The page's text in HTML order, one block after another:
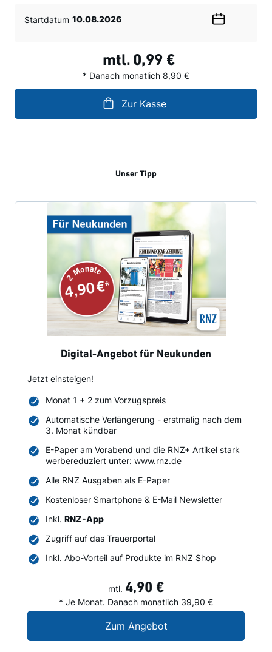
Startdatum
mtl. 0,99 €
* Danach monatlich 8,90 €
Zur Kasse
Unser Tipp
Digital-Angebot für Neukunden
Jetzt einsteigen!
Monat 1 + 2 zum Vorzugspreis
Automatische Verlängerung - erstmalig nach dem
3. Monat kündbar
E-Paper am Vorabend und die RNZ+ Artikel stark
werbereduziert unter: www.rnz.de
Alle RNZ Ausgaben als E-Paper
Kostenloser Smartphone & E-Mail Newsletter
Inkl. RNZ-App
Zugriff auf das Trauerportal
Inkl. Abo-Vorteil auf Produkte im RNZ Shop
mtl. 4,90 €
* Je Monat. Danach monatlich 39,90 €
Zum AngebotDigital-Angebot für